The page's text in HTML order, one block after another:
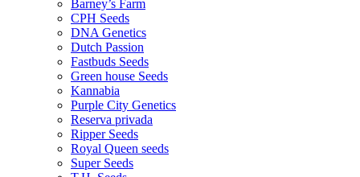
Barney’s Farm
CPH Seeds
DNA Genetics
Dutch Passion
Fastbuds Seeds
Green house Seeds
Kannabia
Purple City Genetics
Reserva privada
Ripper Seeds
Royal Queen seeds
Super Seeds